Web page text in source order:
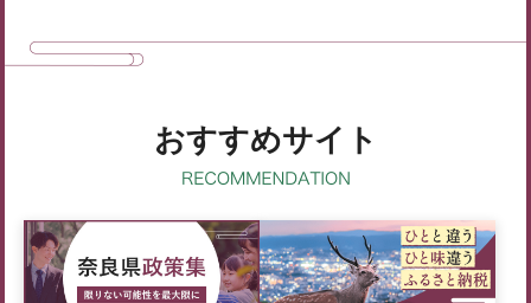
おすすめサイト